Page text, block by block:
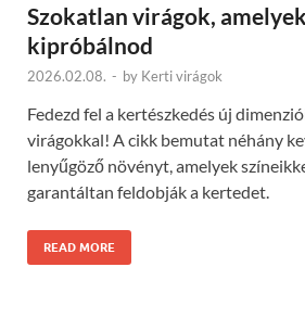
Szokatlan virágok,
kipróbálnod
2026.02.08. - by Kerti virágok
Fedezd fel a kertészkedés új
virágokkal! A cikk bemutat néhány
lenyűgöző növényt, amelyek
garantáltan feldobják a kertedet.
READ MORE